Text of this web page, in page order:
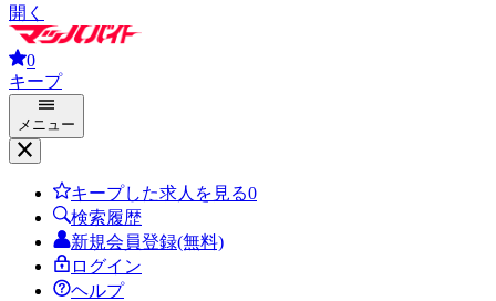
開く
0
キープ
メニュー
キープした求人を見る0
検索履歴
新規会員登録(無料)
ログイン
ヘルプ